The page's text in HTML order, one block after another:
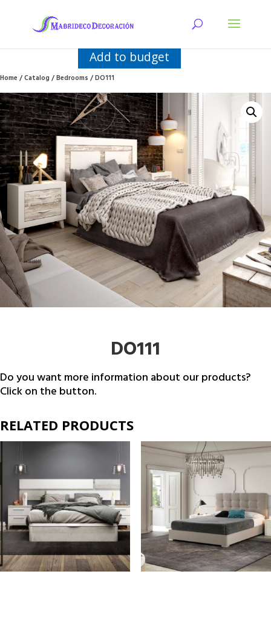
Add to budget
Home/Catalog/Bedrooms/ DO111
DO111
Do you want more information about our products?
Click on the button.
RELATED PRODUCTS